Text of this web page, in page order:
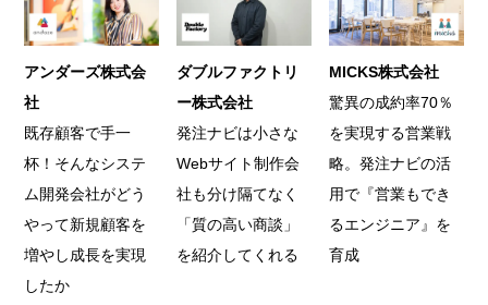
アンダーズ株式会
社
既存顧客で手一
杯！そんなシステ
ム開発会社がどう
やって新規顧客を
増やし成長を実現
したか
ダブルファクトリ
ー株式会社
発注ナビは小さな
Webサイト制作会
社も分け隔てなく
「質の高い商談」
を紹介してくれる
MICKS株式会社
驚異の成約率70％
を実現する営業戦
略。発注ナビの活
用で『営業もでき
るエンジニア』を
育成